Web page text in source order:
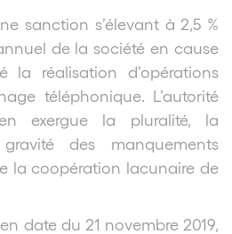
sanction s’élevant à 2,5 %
de la société en cause
la réalisation d’opérations
téléphonique. L’autorité
exergue la pluralité, la
des manquements
la coopération lacunaire de
date du 21 novembre 2019,